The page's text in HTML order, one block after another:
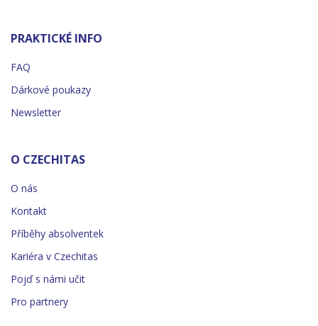
PRAKTICKÉ INFO
FAQ
Dárkové poukazy
Newsletter
O CZECHITAS
O nás
Kontakt
Příběhy absolventek
Kariéra v Czechitas
Pojď s námi učit
Pro partnery